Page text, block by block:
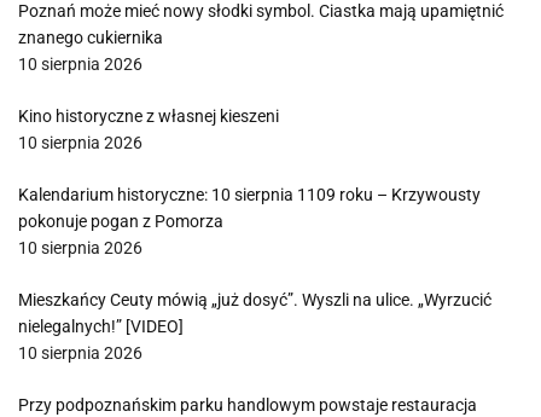
Poznań może mieć nowy słodki symbol. Ciastka mają upamiętnić
znanego cukiernika
10 sierpnia 2026
Kino historyczne z własnej kieszeni
10 sierpnia 2026
Kalendarium historyczne: 10 sierpnia 1109 roku – Krzywousty
pokonuje pogan z Pomorza
10 sierpnia 2026
Mieszkańcy Ceuty mówią „już dosyć”. Wyszli na ulice. „Wyrzucić
nielegalnych!” [VIDEO]
10 sierpnia 2026
Przy podpoznańskim parku handlowym powstaje restauracja